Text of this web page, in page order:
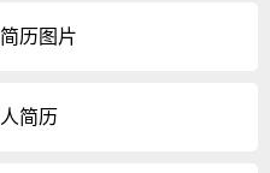
历图片
简历